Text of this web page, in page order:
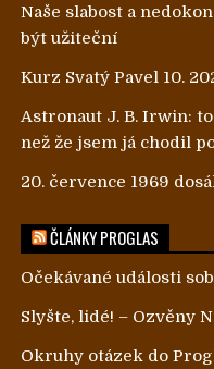
Naše slabost a
být užiteční
Kurz Svatý Pavel 10.
Astronaut J. B. Irwin:
než že jsem já chodil
20. července 1969
ČLÁNKY PROGLAS
Očekávané události
Slyšte, lidé! – Ozvěny
Okruhy otázek do